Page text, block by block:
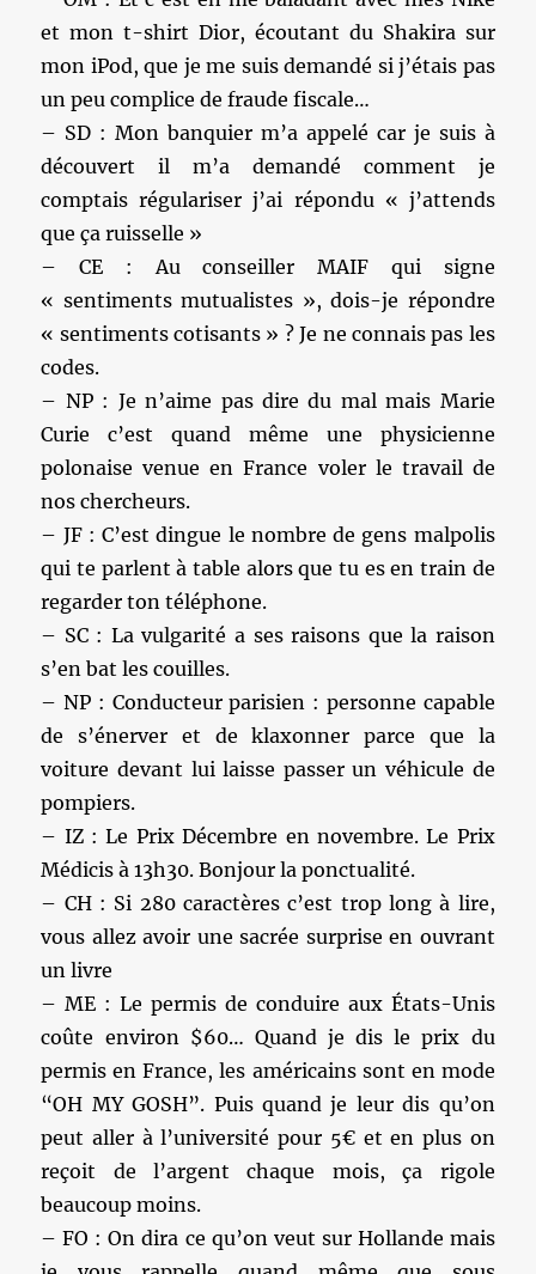
et mon t-shirt Dior, écoutant du Shakira sur
mon iPod, que je me suis demandé si j’étais pas
un peu complice de fraude fiscale…
– SD : Mon banquier m’a appelé car je suis à
découvert il m’a demandé comment je
comptais régulariser j’ai répondu « j’attends
que ça ruisselle »
– CE : Au conseiller MAIF qui signe
« sentiments mutualistes », dois-je répondre
« sentiments cotisants » ? Je ne connais pas les
codes.
– NP : Je n’aime pas dire du mal mais Marie
Curie c’est quand même une physicienne
polonaise venue en France voler le travail de
nos chercheurs.
– JF : C’est dingue le nombre de gens malpolis
qui te parlent à table alors que tu es en train de
regarder ton téléphone.
– SC : La vulgarité a ses raisons que la raison
s’en bat les couilles.
– NP : Conducteur parisien : personne capable
de s’énerver et de klaxonner parce que la
voiture devant lui laisse passer un véhicule de
pompiers.
– IZ : Le Prix Décembre en novembre. Le Prix
Médicis à 13h30. Bonjour la ponctualité.
– CH : Si 280 caractères c’est trop long à lire,
vous allez avoir une sacrée surprise en ouvrant
un livre
– ME : Le permis de conduire aux États-Unis
coûte environ $60… Quand je dis le prix du
permis en France, les américains sont en mode
“OH MY GOSH”. Puis quand je leur dis qu’on
peut aller à l’université pour 5€ et en plus on
reçoit de l’argent chaque mois, ça rigole
beaucoup moins.
– FO : On dira ce qu’on veut sur Hollande mais